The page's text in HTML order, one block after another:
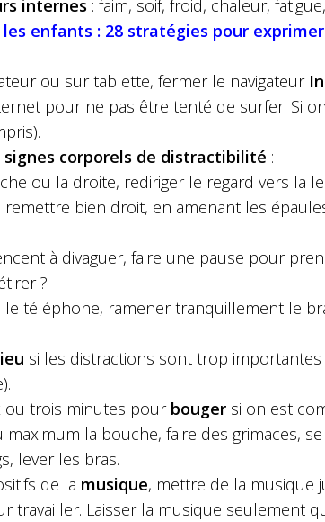
internes : faim, soif, froid, chaleur,
les enfants : 28 stratégies pour
ou sur tablette, fermer le navigateur
pour ne pas être tenté de surfer. Si
signes corporels de distractibilité :
ou la droite, rediriger le regard vers la
bien droit, en amenant les
à divaguer, faire une pause pour
?
le téléphone, ramener tranquillement le
si les distractions sont trop
ou trois minutes pour bouger si on est
la bouche, faire des grimaces,
lever les bras.
de la musique, mettre de la musique
travailler. Laisser la musique seulement